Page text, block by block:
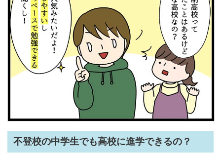
不登校の中学生でも高校に進学できるの？